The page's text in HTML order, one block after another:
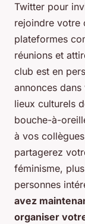
Twitter pour
rejoindre votre
plateformes
réunions et
club est en
annonces dans
lieux culturels
bouche-à-
à vos
partagerez
féminisme,
personnes
avez
organiser